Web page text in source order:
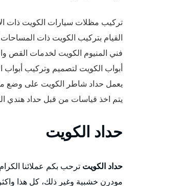
تركيب مظلات سيارات الكويت ذات
القيام بتركيب الكويت ذات
فني المنيوم الكويت لخدمات القص
أبواب الكويت لتصميم وتركيب أبواب
يعمل حداد شاطر الكويت على وضع
يتم اخذ قياسات من قبل حداد هندي
حداد الكويت
حداد الكويت ترحب بكم عملائنا
مودرن خشبية وغير ذلك، كل هذا